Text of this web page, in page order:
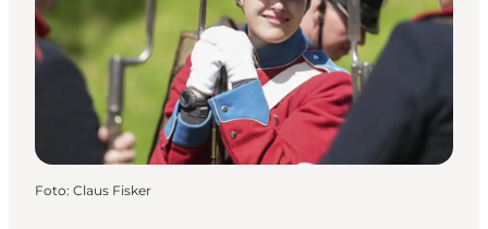
Unterkünfte
Reise planen
Book Führung
Foto: Claus Fisker